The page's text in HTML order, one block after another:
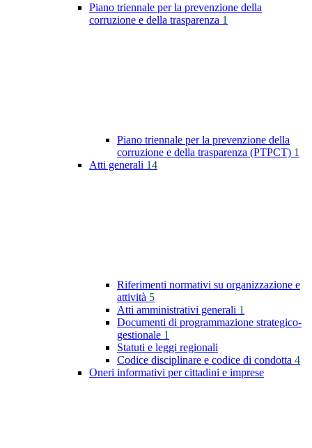
Piano triennale per la prevenzione della
corruzione e della trasparenza 1
Piano triennale per la prevenzione della
corruzione e della trasparenza (PTPCT) 1
Atti generali 14
Riferimenti normativi su organizzazione e
attività 5
Atti amministrativi generali 1
Documenti di programmazione strategico-
gestionale 1
Statuti e leggi regionali
Codice disciplinare e codice di condotta 4
Oneri informativi per cittadini e imprese